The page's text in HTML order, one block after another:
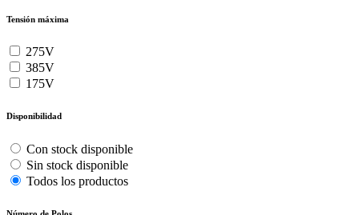
Tensión máxima
275V
385V
175V
Disponibilidad
Con stock disponible
Sin stock disponible
Todos los productos